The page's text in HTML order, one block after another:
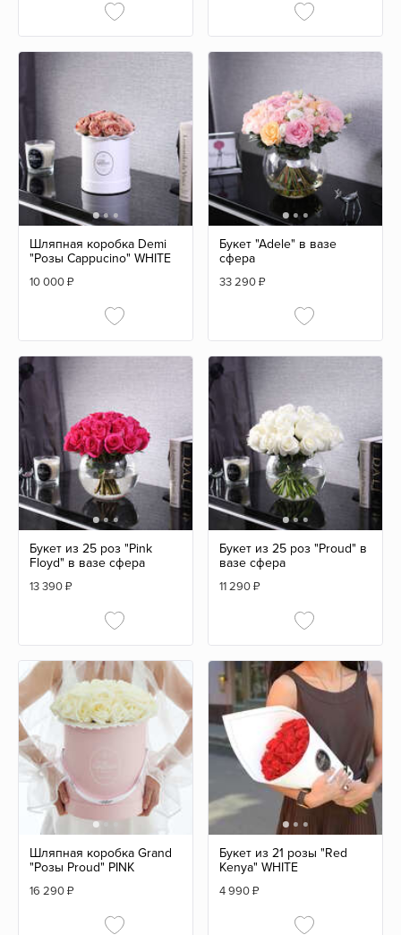
Шляпная коробка Demi
"Розы Cappucino" WHITE
10 000₽
Букет "Adele" в вазе
сфера
33 290₽
Букет из 25 роз "Pink
Floyd" в вазе сфера
13 390₽
Букет из 25 роз "Proud" в
вазе сфера
11 290₽
Шляпная коробка Grand
"Розы Proud" PINK
16 290₽
Букет из 21 розы "Red
Kenya" WHITE
4 990₽